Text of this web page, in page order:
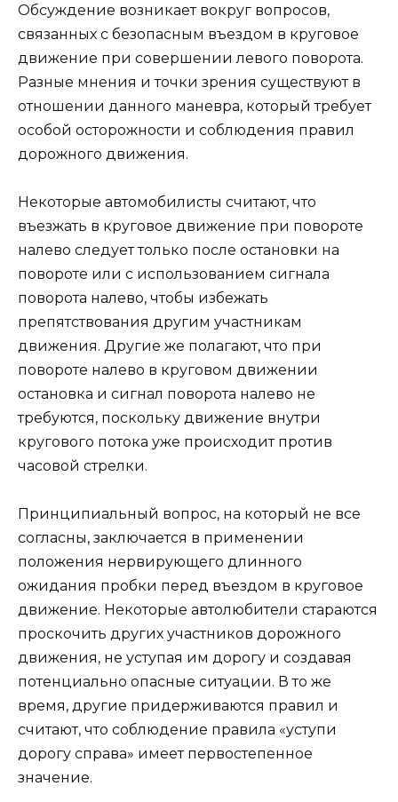
Обсуждение возникает вокруг вопросов,
связанных с безопасным въездом в круговое
движение при совершении левого поворота.
Разные мнения и точки зрения существуют в
отношении данного маневра, который требует
особой осторожности и соблюдения правил
дорожного движения.
Некоторые автомобилисты считают, что
въезжать в круговое движение при повороте
налево следует только после остановки на
повороте или с использованием сигнала
поворота налево, чтобы избежать
препятствования другим участникам
движения. Другие же полагают, что при
повороте налево в круговом движении
остановка и сигнал поворота налево не
требуются, поскольку движение внутри
кругового потока уже происходит против
часовой стрелки.
Принципиальный вопрос, на который не все
согласны, заключается в применении
положения нервирующего длинного
ожидания пробки перед въездом в круговое
движение. Некоторые автолюбители стараются
проскочить других участников дорожного
движения, не уступая им дорогу и создавая
потенциально опасные ситуации. В то же
время, другие придерживаются правил и
считают, что соблюдение правила «уступи
дорогу справа» имеет первостепенное
значение.